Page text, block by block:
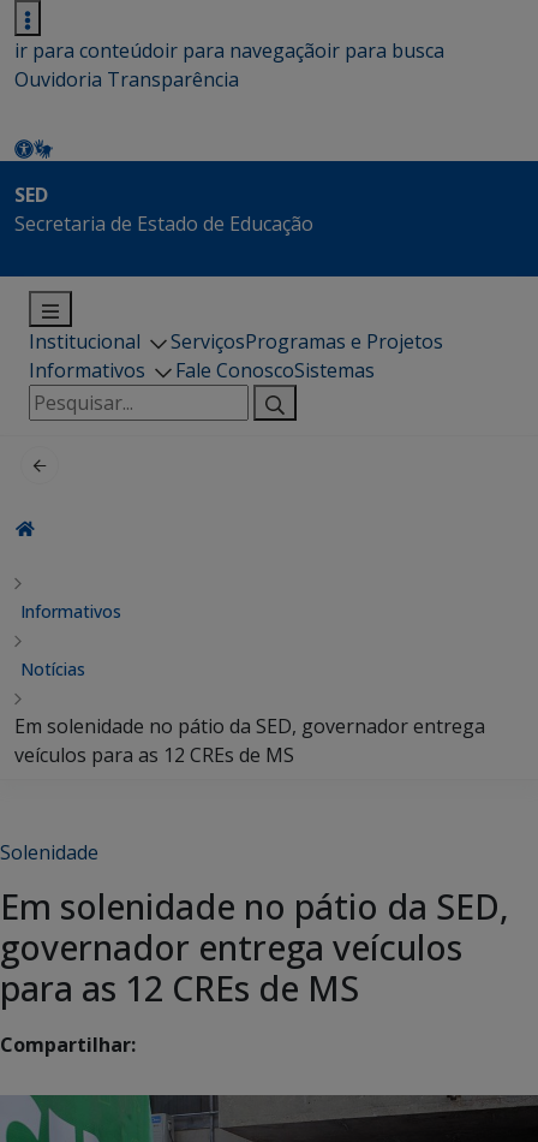
ir para conteúdoir para navegaçãoir para busca
Ouvidoria Transparência
SED
Secretaria de Estado de Educação
Institucional ServiçosProgramas e Projetos
Informativos
Fale ConoscoSistemas
Pesquisar
por:
Informativos
Notícias
Em solenidade no pátio da SED, governador entrega
veículos para as 12 CREs de MS
Solenidade
Em solenidade no pátio da SED,
governador entrega veículos
para as 12 CREs de MS
Compartilhar: